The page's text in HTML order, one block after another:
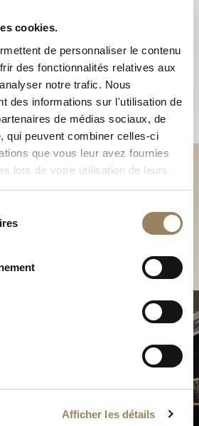
cookies.
de personnaliser le contenu
des fonctionnalités relatives aux
notre trafic. Nous
des informations sur l'utilisation de
de médias sociaux, de
qui peuvent combiner celles-ci
que vous leur avez fournies
lors de votre utilisation de leurs
Afficher les détails
nos collections
Boutique